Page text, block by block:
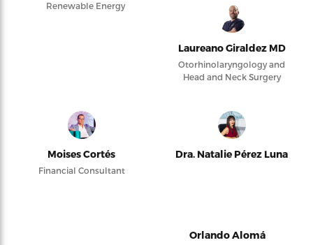
Renewable Energy
Laureano Giraldez MD
Otorhinolaryngology and
Head and Neck Surgery
Moises Cortés
Financial Consultant
Dra. Natalie Pérez Luna
Orlando Alomá